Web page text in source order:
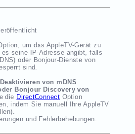
um das AppleTV-Gerät zu
seine IP-Adresse angibt, falls
oder Bonjour-Dienste von
sind.
von mDNS
Bonjour Discovery von
die DirectConnect Option
indem Sie manuell Ihre AppleTV
und Fehlerbehebungen.